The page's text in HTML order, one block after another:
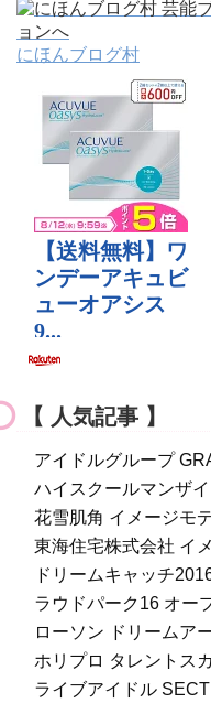
にほんブログ村
【 人気記事 】
アイドルグループ
ハイスクールマンザ
花雪肌角 イメージモ
東海住宅株式会社 イ
ドリームキャッチ
ラウドパーク16 オー
ローソン ドリームア
ホリプロ タレントス
ライブアイドル